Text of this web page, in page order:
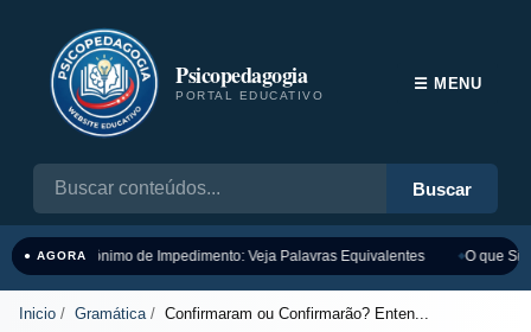
Psicopedagogia
PORTAL EDUCATIVO
Buscar
☰ MENU
● AGORASinônimo de Impedimento: Veja Palavras Equivalentes O que
Inicio Gramática Confirmaram ou Confirmarão? Enten...